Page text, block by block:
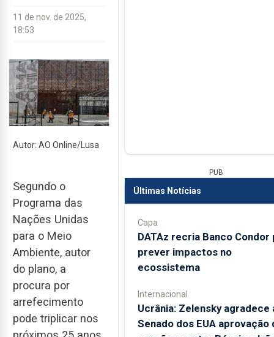
11 de nov. de 2025,
18:53
Autor: AO Online/Lusa
Segundo o
Programa das
Nações Unidas
para o Meio
Ambiente, autor
do plano, a
procura por
arrefecimento
pode triplicar nos
PUB
Últimas Notícias
Capa
DATAz recria Banco Condor
prever impactos no
ecossistema
Internacional
Ucrânia: Zelensky agradece
Senado dos EUA aprovação